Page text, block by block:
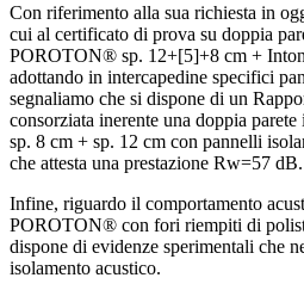
Con riferimento alla sua richiesta in
cui al certificato di prova su doppia
POROTON® sp. 12+[5]+8 cm +
adottando in intercapedine specifici
segnaliamo che si dispone di un
consorziata inerente una doppia
sp. 8 cm + sp. 12 cm con pannelli
che attesta una prestazione Rw=57 dB.
Infine, riguardo il comportamento
POROTON® con fori riempiti di
dispone di evidenze sperimentali che
isolamento acustico.